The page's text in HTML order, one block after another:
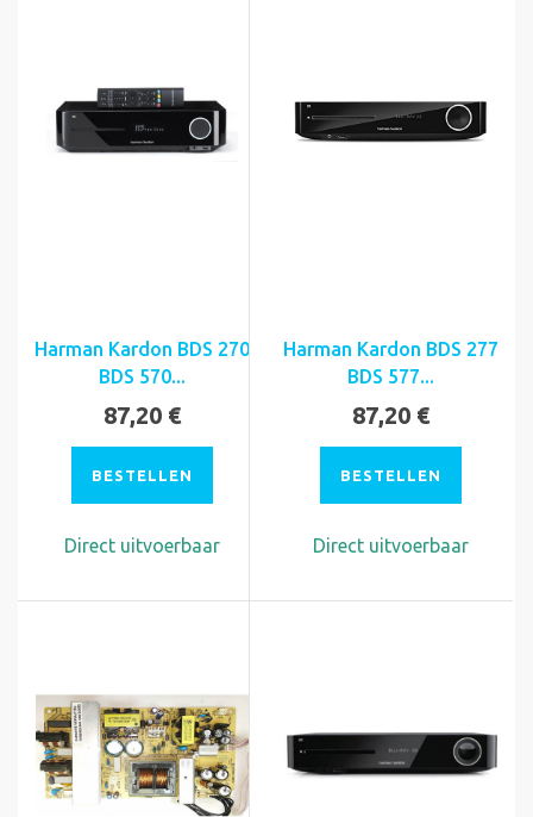
Harman Kardon BDS 270
BDS 570...
87,20 €
BESTELLEN
Direct uitvoerbaar
Harman Kardon BDS 277
BDS 577...
87,20 €
BESTELLEN
Direct uitvoerbaar